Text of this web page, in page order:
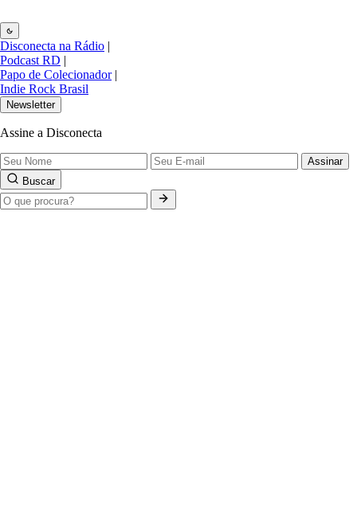
Disconecta na Rádio |
Podcast RD |
Papo de Colecionador |
Indie Rock Brasil
Newsletter
Assine a Disconecta
Assinar
Buscar